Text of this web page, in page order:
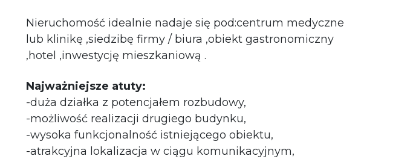
Nieruchomość idealnie nadaje się pod:centrum medyczne
lub klinikę ,siedzibę firmy / biura ,obiekt gastronomiczny
,hotel ,inwestycję mieszkaniową .
Najważniejsze atuty:
-duża działka z potencjałem rozbudowy,
-możliwość realizacji drugiego budynku,
-wysoka funkcjonalność istniejącego obiektu,
-atrakcyjna lokalizacja w ciągu komunikacyjnym,